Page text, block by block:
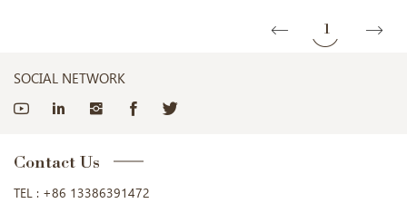
1
SOCIAL NETWORK
Contact Us
TEL : +86 13386391472